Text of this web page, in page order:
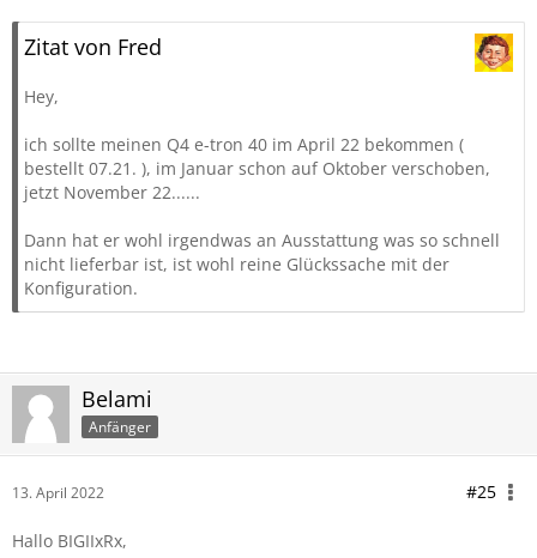
Zitat von Fred
Hey,
ich sollte meinen Q4 e-tron 40 im April 22 bekommen (
bestellt 07.21. ), im Januar schon auf Oktober verschoben,
jetzt November 22......
Dann hat er wohl irgendwas an Ausstattung was so schnell
nicht lieferbar ist, ist wohl reine Glückssache mit der
Konfiguration.
Belami
Anfänger
13. April 2022 #25
Hallo BIGIIxRx,